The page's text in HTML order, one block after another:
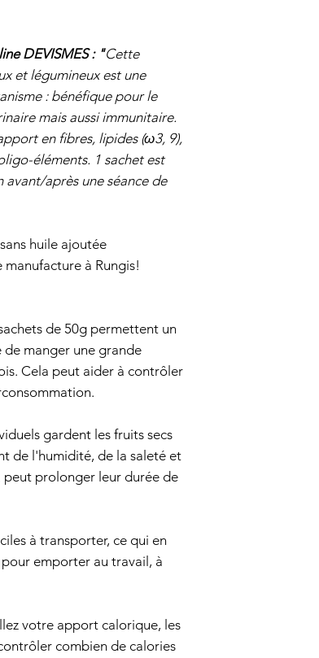
DEVISMES : "Cette
et légumineux est une
: bénéfique pour le
mais aussi immunitaire.
en fibres, lipides (ω3, 9),
éléments. 1 sachet est
après une séance de
huile ajoutée
à Rungis!
de 50g permettent un
manger une grande
Cela peut aider à contrôler
gardent les fruits secs
de l'humidité, de la saleté et
prolonger leur durée de
à transporter, ce qui en
emporter au travail, à
votre apport calorique, les
combien de calories